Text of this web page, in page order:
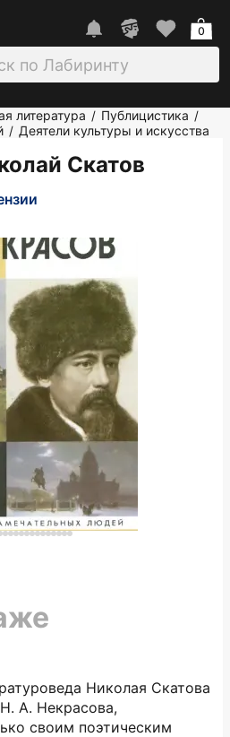
0
литература / Публицистика /
/ Деятели культуры и искусства
Скатов
Николая Скатова
А. Некрасова,
своим поэтическим